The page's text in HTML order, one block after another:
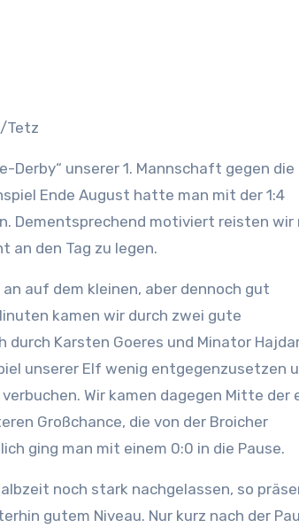
Tetz
unserer 1. Mannschaft gegen die
Ende August hatte man mit der 1:4
Dementsprechend motiviert reisten wir
an den Tag zu legen.
auf dem kleinen, aber dennoch gut
kamen wir durch zwei gute
durch Karsten Goeres und Minator
unserer Elf wenig entgegenzusetzen
Wir kamen dagegen Mitte der
Großchance, die von der Broicher
ging man mit einem 0:0 in die Pause.
noch stark nachgelassen, so
gutem Niveau. Nur kurz nach der